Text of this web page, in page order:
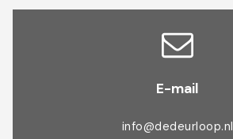
E-mail
info@dedeurloop.nl